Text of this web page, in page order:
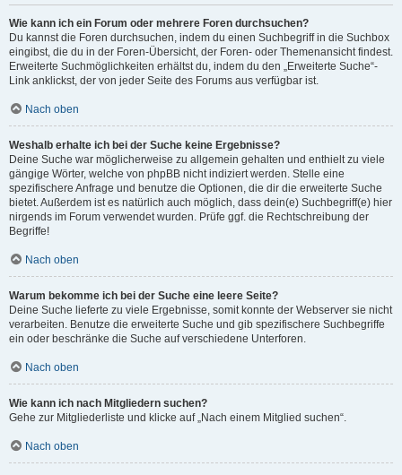
Wie kann ich ein Forum oder mehrere Foren durchsuchen?
Du kannst die Foren durchsuchen, indem du einen Suchbegriff in die Suchbox
eingibst, die du in der Foren-Übersicht, der Foren- oder Themenansicht findest.
Erweiterte Suchmöglichkeiten erhältst du, indem du den „Erweiterte Suche“-
Link anklickst, der von jeder Seite des Forums aus verfügbar ist.
Nach oben
Weshalb erhalte ich bei der Suche keine Ergebnisse?
Deine Suche war möglicherweise zu allgemein gehalten und enthielt zu viele
gängige Wörter, welche von phpBB nicht indiziert werden. Stelle eine
spezifischere Anfrage und benutze die Optionen, die dir die erweiterte Suche
bietet. Außerdem ist es natürlich auch möglich, dass dein(e) Suchbegriff(e) hier
nirgends im Forum verwendet wurden. Prüfe ggf. die Rechtschreibung der
Begriffe!
Nach oben
Warum bekomme ich bei der Suche eine leere Seite?
Deine Suche lieferte zu viele Ergebnisse, somit konnte der Webserver sie nicht
verarbeiten. Benutze die erweiterte Suche und gib spezifischere Suchbegriffe
ein oder beschränke die Suche auf verschiedene Unterforen.
Nach oben
Wie kann ich nach Mitgliedern suchen?
Gehe zur Mitgliederliste und klicke auf „Nach einem Mitglied suchen“.
Nach oben